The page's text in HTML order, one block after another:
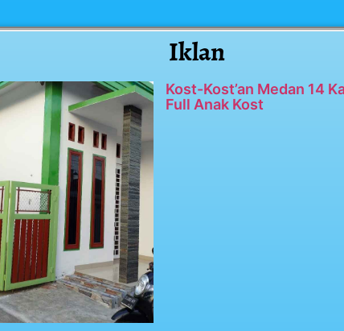
Iklan
Kost-Kost’an Medan 14
Full Anak Kost